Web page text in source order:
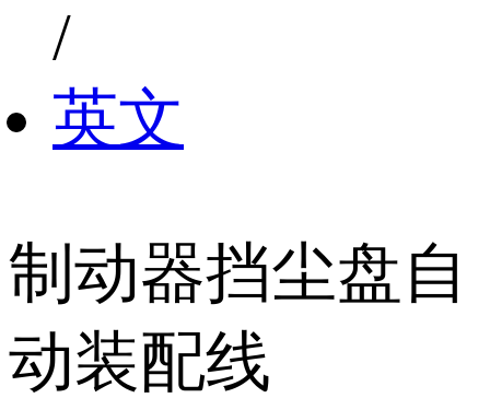
/
英文
制动器挡尘盘自
动装配线